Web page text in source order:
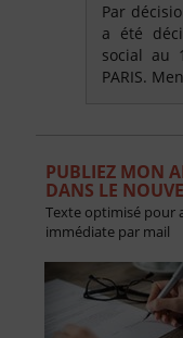
Par
a été
social au
PARIS.
PUBLIEZ MON
DANS LE
Texte optimisé pour
immédiate par mail